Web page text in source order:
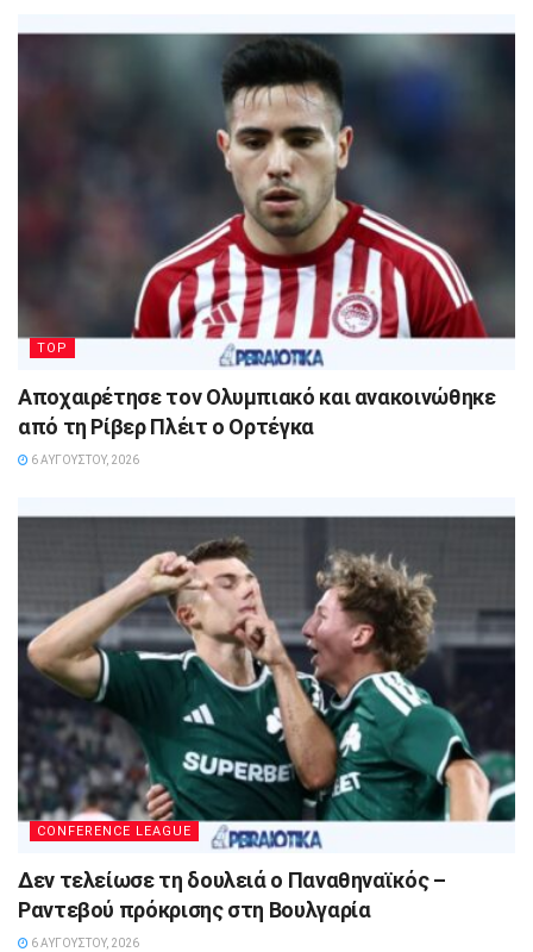
TOP
Αποχαιρέτησε τον Ολυμπιακό και ανακοινώθηκε
από τη Ρίβερ Πλέιτ ο Ορτέγκα
6 ΑΥΓΟΎΣΤΟΥ, 2026
CONFERENCE LEAGUE
Δεν τελείωσε τη δουλειά ο Παναθηναϊκός –
Ραντεβού πρόκρισης στη Βουλγαρία
6 ΑΥΓΟΎΣΤΟΥ, 2026